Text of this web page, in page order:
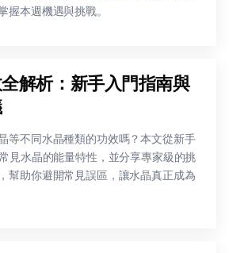
握本週機遇與挑戰。
解析：新手入門指南與
等不同水晶種類的功效嗎？本文從新手
見水晶的能量特性，並分享專家級的挑
幫助你避開常見誤區，讓水晶真正成為